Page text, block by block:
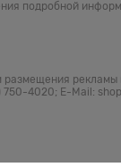
подробной
размещения рекламы
750-4020; E-Mail: